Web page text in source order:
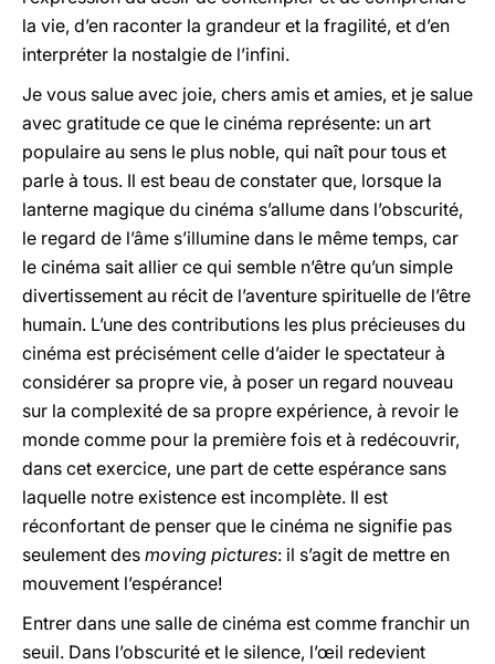
la vie, d’en raconter la grandeur et la fragilité, et d’en
interpréter la nostalgie de l’infini.
Je vous salue avec joie, chers amis et amies, et je salue
avec gratitude ce que le cinéma représente: un art
populaire au sens le plus noble, qui naît pour tous et
parle à tous. Il est beau de constater que, lorsque la
lanterne magique du cinéma s’allume dans l’obscurité,
le regard de l’âme s’illumine dans le même temps, car
le cinéma sait allier ce qui semble n’être qu’un simple
divertissement au récit de l’aventure spirituelle de l’être
humain. L’une des contributions les plus précieuses du
cinéma est précisément celle d’aider le spectateur à
considérer sa propre vie, à poser un regard nouveau
sur la complexité de sa propre expérience, à revoir le
monde comme pour la première fois et à redécouvrir,
dans cet exercice, une part de cette espérance sans
laquelle notre existence est incomplète. Il est
réconfortant de penser que le cinéma ne signifie pas
seulement des moving pictures: il s’agit de mettre en
mouvement l’espérance!
Entrer dans une salle de cinéma est comme franchir un
seuil. Dans l’obscurité et le silence, l’œil redevient